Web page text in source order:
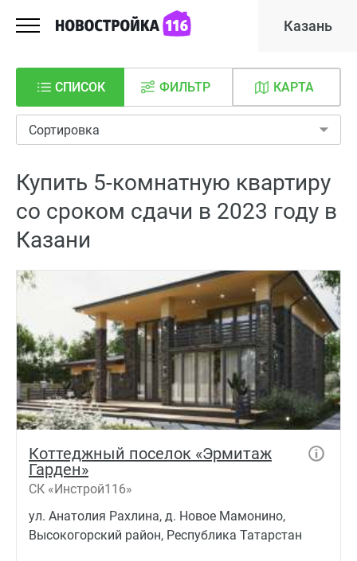
Казань
СПИСОК КАРТА
ФИЛЬТР
Сортировка
Купить 5-комнатную квартиру
со сроком сдачи в 2023 году в
Казани
Коттеджный поселок «Эрмитаж
Гарден»
СК «Инстрой116»
ул. Анатолия Рахлина, д. Новое Мамонино,
Высокогорский район, Республика Татарстан